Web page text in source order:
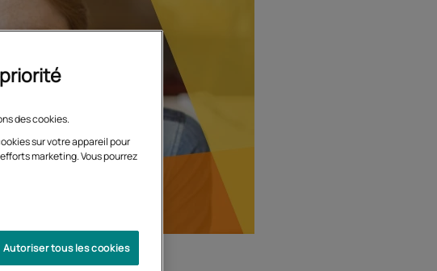
des cookies.
sur votre appareil pour
marketing. Vous pourrez
Autoriser tous les cookies